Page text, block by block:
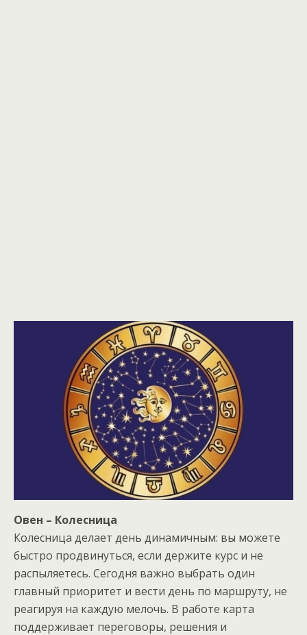
Овен – Колесница
Колесница делает день динамичным: вы можете
быстро продвинуться, если держите курс и не
распыляетесь. Сегодня важно выбрать один
главный приоритет и вести день по маршруту, не
реагируя на каждую мелочь. В работе карта
поддерживает переговоры, решения и